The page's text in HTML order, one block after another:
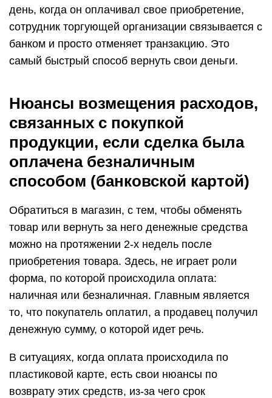
день, когда он оплачивал свое приобретение,
сотрудник торгующей организации связывается с
банком и просто отменяет транзакцию. Это
самый быстрый способ вернуть свои деньги.
Нюансы возмещения расходов,
связанных с покупкой
продукции, если сделка была
оплачена безналичным
способом (банковской картой)
Обратиться в магазин, с тем, чтобы обменять
товар или вернуть за него денежные средства
можно на протяжении 2-х недель после
приобретения товара. Здесь, не играет роли
форма, по которой происходила оплата:
наличная или безналичная. Главным является
то, что покупатель оплатил, а продавец получил
денежную сумму, о которой идет речь.
В ситуациях, когда оплата происходила по
пластиковой карте, есть свои нюансы по
возврату этих средств, из-за чего срок